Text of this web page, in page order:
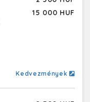
15 000 HUF
Kedvezmények